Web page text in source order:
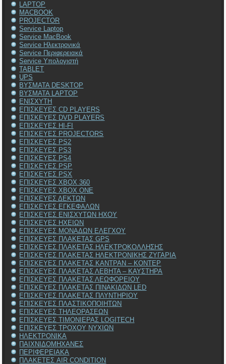
LAPTOP
MACBOOK
PROJECTOR
Service Laptop
Service MacBook
Service Ηλεκτρονικά
Service Περιφερειακά
Service Υπολογιστή
TABLET
UPS
ΒΥΣΜΑΤΑ DESKTOP
ΒΥΣΜΑΤΑ LAPTOP
ΕΝΙΣΧΥΤΗ
ΕΠΙΣΚΕΥΕΣ CD PLAYERS
ΕΠΙΣΚΕΥΕΣ DVD PLAYERS
ΕΠΙΣΚΕΥΕΣ HI-FI
ΕΠΙΣΚΕΥΕΣ PROJECTORS
ΕΠΙΣΚΕΥΕΣ PS2
ΕΠΙΣΚΕΥΕΣ PS3
ΕΠΙΣΚΕΥΕΣ PS4
ΕΠΙΣΚΕΥΕΣ PSP
ΕΠΙΣΚΕΥΕΣ PSX
ΕΠΙΣΚΕΥΕΣ XBOX 360
ΕΠΙΣΚΕΥΕΣ XBOX ONE
ΕΠΙΣΚΕΥΕΣ ΔΕΚΤΩΝ
ΕΠΙΣΚΕΥΕΣ ΕΓΚΕΦΑΛΩΝ
ΕΠΙΣΚΕΥΕΣ ΕΝΙΣΧΥΤΩΝ ΗΧΟΥ
ΕΠΙΣΚΕΥΕΣ ΗΧΕΙΩΝ
ΕΠΙΣΚΕΥΕΣ ΜΟΝΑΔΩΝ ΕΛΕΓΧΟΥ
ΕΠΙΣΚΕΥΕΣ ΠΛΑΚΕΤΑΣ GPS
ΕΠΙΣΚΕΥΕΣ ΠΛΑΚΕΤΑΣ ΗΛΕΚΤΡΟΚΟΛΛΗΣΗΣ
ΕΠΙΣΚΕΥΕΣ ΠΛΑΚΕΤΑΣ ΗΛΕΚΤΡΟΝΙΚΗΣ ΖΥΓΑΡΙΑ
ΕΠΙΣΚΕΥΕΣ ΠΛΑΚΕΤΑΣ ΚΑΝΤΡΑΝ – ΚΟΝΤΕΡ
ΕΠΙΣΚΕΥΕΣ ΠΛΑΚΕΤΑΣ ΛΕΒΗΤΑ – ΚΑΥΣΤΗΡΑ
ΕΠΙΣΚΕΥΕΣ ΠΛΑΚΕΤΑΣ ΛΕΩΦΟΡΕΙΟΥ
ΕΠΙΣΚΕΥΕΣ ΠΛΑΚΕΤΑΣ ΠΙΝΑΚΙΔΩΝ LED
ΕΠΙΣΚΕΥΕΣ ΠΛΑΚΕΤΑΣ ΠΛΥΝΤΗΡΙΟΥ
ΕΠΙΣΚΕΥΕΣ ΠΛΑΣΤΙΚΟΠΟΙΗΤΩΝ
ΕΠΙΣΚΕΥΕΣ ΤΗΛΕΟΡΑΣΕΩΝ
ΕΠΙΣΚΕΥΕΣ ΤΙΜΟΝΙΕΡΑΣ LOGITECH
ΕΠΙΣΚΕΥΕΣ ΤΡΟΧΟΥ ΝΥΧΙΩΝ
ΗΛΕΚΤΡΟΝΙΚΑ
ΠΑΙΧΝΙΔΟΜΗΧΑΝΕΣ
ΠΕΡΙΦΕΡΕΙΑΚΑ
ΠΛΑΚΕΤΕΣ AIR CONDITION